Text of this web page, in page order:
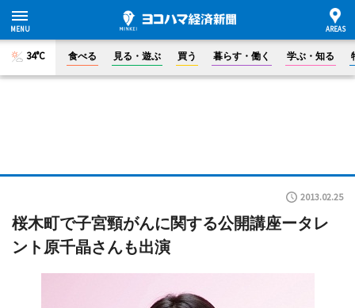
34°C 食べる 見る・遊ぶ 買う 暮らす・働く 学ぶ・知る
2013.02.25
桜木町で子宮頸がんに関する公開講座ータレ
ント原千晶さんも出演